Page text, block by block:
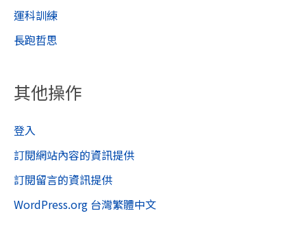
運科訓練
長跑哲思
其他操作
登入
訂閱網站內容的資訊提供
訂閱留言的資訊提供
WordPress.org 台灣繁體中文